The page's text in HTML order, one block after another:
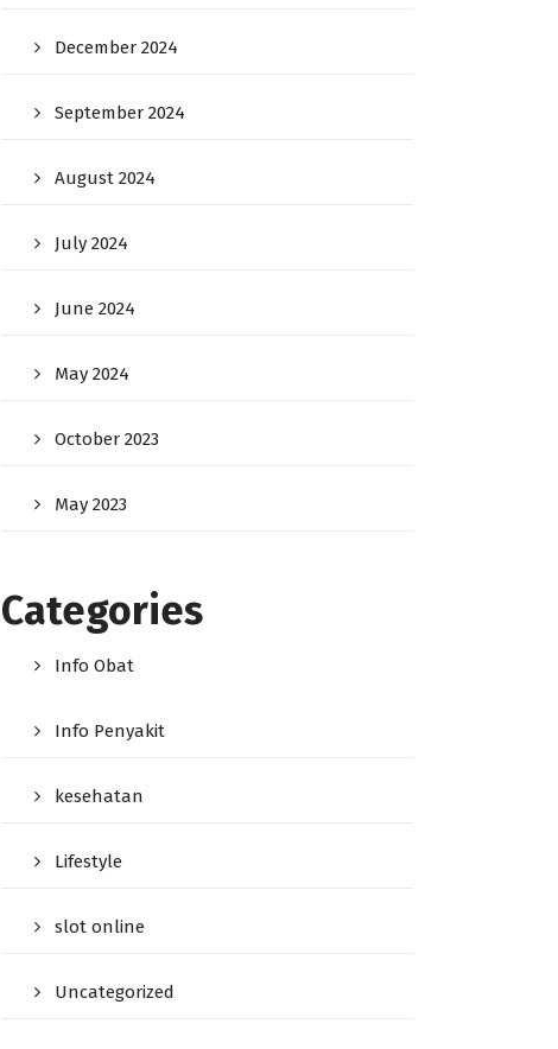
December 2024
September 2024
August 2024
July 2024
June 2024
May 2024
October 2023
May 2023
Categories
Info Obat
Info Penyakit
kesehatan
Lifestyle
slot online
Uncategorized